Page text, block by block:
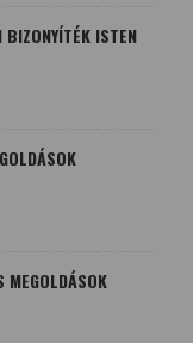
ISTEN
MEGOLDÁSOK